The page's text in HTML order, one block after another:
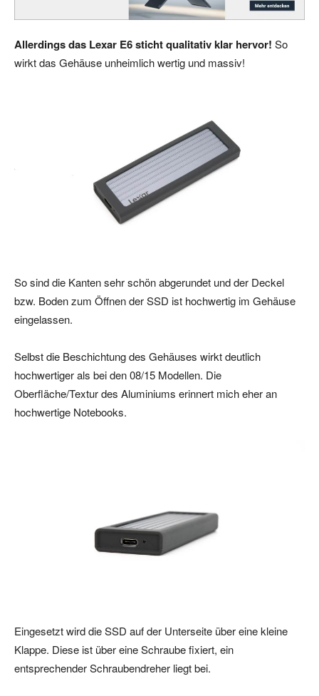
Allerdings das Lexar E6 sticht qualitativ klar hervor! So
wirkt das Gehäuse unheimlich wertig und massiv!
So sind die Kanten sehr schön abgerundet und der Deckel
bzw. Boden zum Öffnen der SSD ist hochwertig im Gehäuse
eingelassen.
Selbst die Beschichtung des Gehäuses wirkt deutlich
hochwertiger als bei den 08/15 Modellen. Die
Oberfläche/Textur des Aluminiums erinnert mich eher an
hochwertige Notebooks.
Eingesetzt wird die SSD auf der Unterseite über eine kleine
Klappe. Diese ist über eine Schraube fixiert, ein
entsprechender Schraubendreher liegt bei.